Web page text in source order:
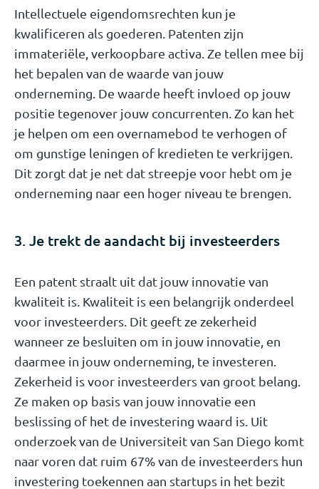
Intellectuele eigendomsrechten kun je
kwalificeren als goederen. Patenten zijn
immateriële, verkoopbare activa. Ze tellen mee bij
het bepalen van de waarde van jouw
onderneming. De waarde heeft invloed op jouw
positie tegenover jouw concurrenten. Zo kan het
je helpen om een overnamebod te verhogen of
om gunstige leningen of kredieten te verkrijgen.
Dit zorgt dat je net dat streepje voor hebt om je
onderneming naar een hoger niveau te brengen.
3. Je trekt de aandacht bij investeerders
Een patent straalt uit dat jouw innovatie van
kwaliteit is. Kwaliteit is een belangrijk onderdeel
voor investeerders. Dit geeft ze zekerheid
wanneer ze besluiten om in jouw innovatie, en
daarmee in jouw onderneming, te investeren.
Zekerheid is voor investeerders van groot belang.
Ze maken op basis van jouw innovatie een
beslissing of het de investering waard is. Uit
onderzoek van de Universiteit van San Diego komt
naar voren dat ruim 67% van de investeerders hun
investering toekennen aan startups in het bezit